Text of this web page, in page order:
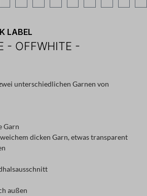
LABEL
- OFFWHITE -
unterschiedlichen Garnen von
Garn
dicken Garn, etwas transparent
außen